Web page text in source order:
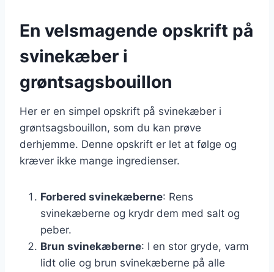
En velsmagende opskrift på
svinekæber i
grøntsagsbouillon
Her er en simpel opskrift på svinekæber i
grøntsagsbouillon, som du kan prøve
derhjemme. Denne opskrift er let at følge og
kræver ikke mange ingredienser.
Forbered svinekæberne: Rens
svinekæberne og krydr dem med salt og
peber.
Brun svinekæberne: I en stor gryde, varm
lidt olie og brun svinekæberne på alle